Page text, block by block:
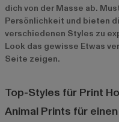
dich von der Masse ab.
Persönlichkeit und bieten
verschiedenen Styles zu
Look das gewisse Etwas
Seite zeigen.
Top-Styles für Print
Animal Prints für